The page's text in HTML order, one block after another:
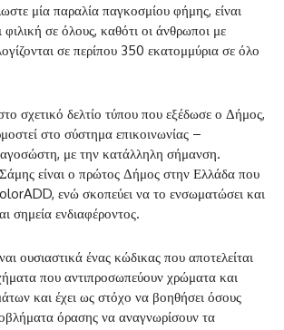
μία παραλία παγκοσμίου φήμης, είναι
φιλική σε όλους, καθότι οι άνθρωποι με
σε περίπου 350 εκατομμύρια σε όλο
σχετικό δελτίο τύπου που εξέδωσε ο Δήμος,
στο σύστημα επικοινωνίας –
με την κατάλληλη σήμανση.
είναι ο πρώτος Δήμος στην Ελλάδα που
ενώ σκοπεύει να το ενσωματώσει και
σημεία ενδιαφέροντος.
ουσιαστικά ένας κώδικας που αποτελείται
που αντιπροσωπεύουν χρώματα και
και έχει ως στόχο να βοηθήσει όσους
όρασης να αναγνωρίσουν τα